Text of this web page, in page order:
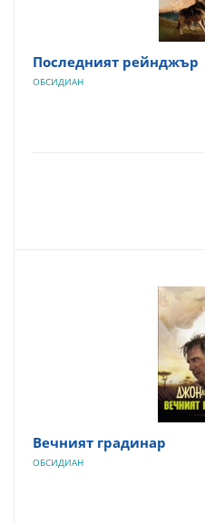
Последният рейнджър
ОБСИДИАН
Вечният градинар
ОБСИДИАН